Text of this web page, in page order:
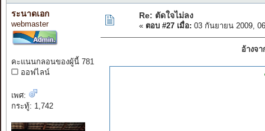
ระนาดเอก
webmaster
คะแนนกลอนของผู้นี้ 781
ออฟไลน์
เพศ:
กระทู้: 1,742
Re: ตัดใจไม่ลง
« ตอบ #27 เมื่อ: 03 กันยายน 2009,
อ้างจ